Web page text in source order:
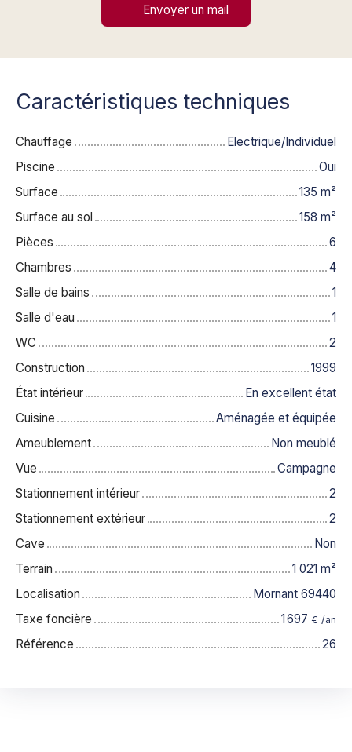
Envoyer un mail
Caractéristiques techniques
Chauffage
Electrique/Individuel
Piscine
Oui
Surface
135 m²
Surface au sol
158 m²
Pièces
6
Chambres
4
Salle de bains
1
Salle d'eau
1
WC
2
Construction
1999
État intérieur
En excellent état
Cuisine
Aménagée et équipée
Ameublement
Non meublé
Vue
Campagne
Stationnement intérieur
2
Stationnement extérieur
2
Cave
Non
Terrain
1 021 m²
Localisation
Mornant 69440
Taxe foncière
1 697 € /an
Référence 26